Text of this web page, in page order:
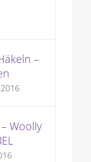
–
Woolly